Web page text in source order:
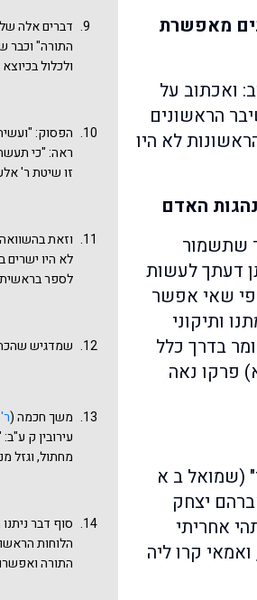
מאפשרת
ואכתוב על
הראשונים
לא היו
האדם
שתשמור
דעתך לעשות
לפי שאי אפשר
ותיקוני
בדרך כלל
פרקו נאה
(שמואל ב א
יצחק
אחריתי
קרו ליה
ועוקרים בית
לנו נראה
על שום
בפרשת עקב)
אמת, אבל
התכוון
דברים אלה
התורה" וכבר
ולכלול
לרצון
לדור הבנים,
דברים, ערב
אפשר
לפנינו
רמב"ן, להלן.
הפסוק:
ראה: "כי
זו שיטת ר'
הקריאה שלנו
סיום ספר
והישר ,
ישרים
מבוארות
אבל גם
נעשה "הטוב
עשו מדעתם
וזאת
לא היו ישרים
לספר
הידועים של
המוסר
תצוייר יראת
לפעול לטוב,
השפעתה
שמדגיש
משך חכמה (
עירובין ק
מחתול, וגזל
אחת שהפילה
נוטלת
במילות
ממש רק
סוף דבר
הלוחות
התורה